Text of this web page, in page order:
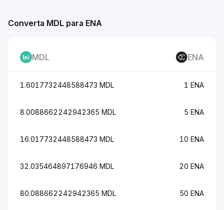
Converta MDL para ENA
MDL ENA
1.6017732448588473 MDL 1 ENA
8.0088662242942365 MDL 5 ENA
16.017732448588473 MDL 10 ENA
32.035464897176946 MDL 20 ENA
80.088662242942365 MDL 50 ENA